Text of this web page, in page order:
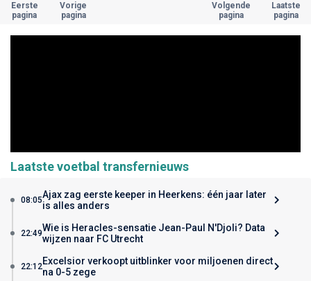
Eerste
pagina
Vorige
pagina
Volgende
pagina
Laatste
pagina
Laatste voetbal transfernieuws
08:05Ajax zag eerste keeper in Heerkens: één jaar later
is alles anders
22:49Wie is Heracles-sensatie Jean-Paul N'Djoli? Data
wijzen naar FC Utrecht
22:12Excelsior verkoopt uitblinker voor miljoenen direct
na 0-5 zege